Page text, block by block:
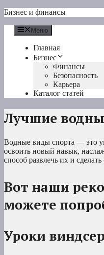
Перейти
содержимому
Бизнес и финансы
Меню
Главная
Бизнес
Финансы
Безопасность
Карьера
Каталог статей
Лучшие
Водные виды спорта — это
освоить новый навык,
способ развлечь их и
Вот наши
можете
Уроки